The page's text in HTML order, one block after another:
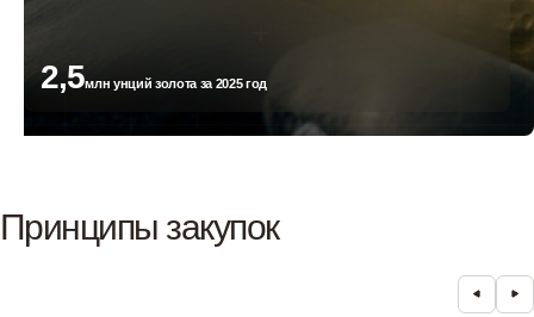
2,5млн унций золота за 2025 год
Принципы закупок